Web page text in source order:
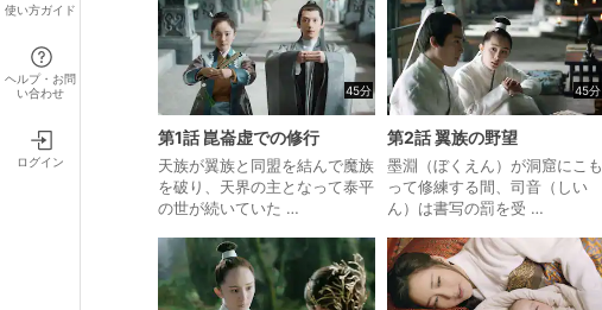
使い方ガイド
ヘルプ・お問
い合わせ
ログイン
45分
第1話 崑崙虚での修行
天族が翼族と同盟を結んで魔族
を破り、天界の主となって泰平
の世が続いていた …
45分
第2話 翼族の野望
墨淵（ぼくえん）が洞窟にこも
って修練する間、司音（しい
ん）は書写の罰を受 …